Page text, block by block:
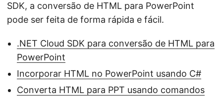
SDK, a conversão de HTML para PowerPoint
pode ser feita de forma rápida e fácil.
.NET Cloud SDK para conversão de HTML para
PowerPoint
Incorporar HTML no PowerPoint usando C#
Converta HTML para PPT usando comandos